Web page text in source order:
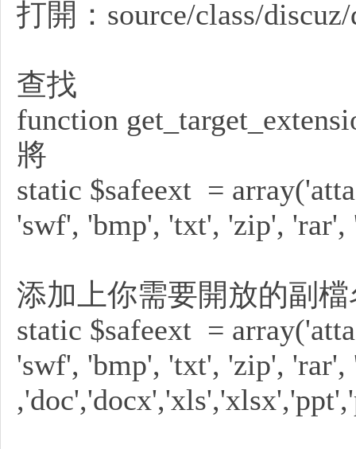
打開：source/class/
查找
function
將
static $safeext =
'swf', 'bmp', 'txt', 'zip', 'rar',
添加上你需要開放的副
static $safeext =
'swf', 'bmp', 'txt', 'zip', 'rar',